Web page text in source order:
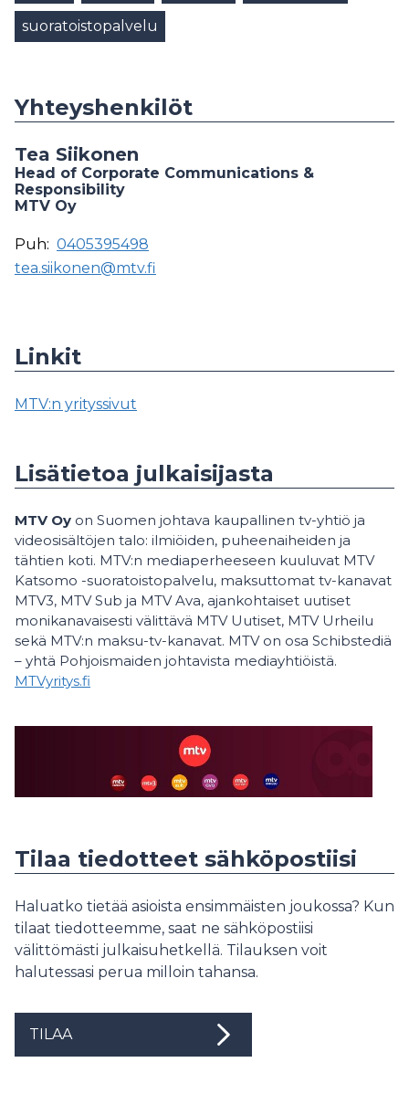
suoratoistopalvelu
Yhteyshenkilöt
Tea Siikonen
Head of Corporate Communications &
Responsibility
MTV Oy
Puh: 0405395498
tea.siikonen@mtv.fi
Linkit
MTV:n yrityssivut
Lisätietoa julkaisijasta
MTV Oy on Suomen johtava kaupallinen tv-yhtiö ja
videosisältöjen talo: ilmiöiden, puheenaiheiden ja
tähtien koti. MTV:n mediaperheeseen kuuluvat MTV
Katsomo -suoratoistopalvelu, maksuttomat tv-kanavat
MTV3, MTV Sub ja MTV Ava, ajankohtaiset uutiset
monikanavaisesti välittävä MTV Uutiset, MTV Urheilu
sekä MTV:n maksu-tv-kanavat. MTV on osa Schibstediä
– yhtä Pohjoismaiden johtavista mediayhtiöistä.
MTVyritys.fi
Tilaa tiedotteet sähköpostiisi
Haluatko tietää asioista ensimmäisten joukossa? Kun
tilaat tiedotteemme, saat ne sähköpostiisi
välittömästi julkaisuhetkellä. Tilauksen voit
halutessasi perua milloin tahansa.
TILAA